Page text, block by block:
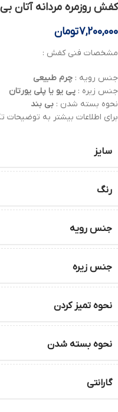
کفش روزمره مردانه آتان بی بند کد
7,200,000تومان
مشخصات فنی کفش :
جنس رویه : چرم طبیعی
جنس زیره : پی یو یا پلی یورتان
نحوه بسته شدن : بی بند
برای اطلاعات بیشتر به
سایز
رنگ
جنس رویه
جنس زیره
نحوه تمیز کردن
نحوه بسته شدن
گارانتی